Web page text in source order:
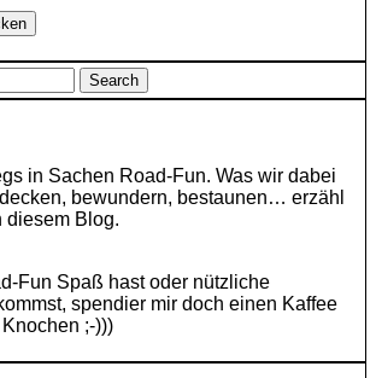
in Sachen Road-Fun. Was wir dabei
bewundern, bestaunen… erzähl
diesem Blog.
Fun Spaß hast oder nützliche
spendier mir doch einen Kaffee
;-)))